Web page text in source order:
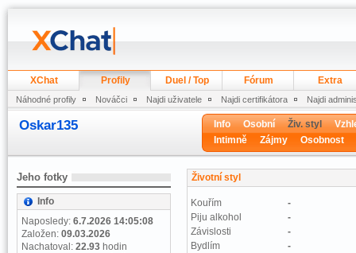
XChat Profily Duel / Top Fórum Extra
Náhodné profily Nováčci Najdi uživatele Najdi certifikátora Najdi
Oskar135 Info Osobní Živ. styl
Intimně
Zájmy Osobnost
Jeho fotky
Info
Naposledy: 6.7.2026 14:05:08
Založen: 09.03.2026
Nachatoval: 22.93 hodin
Životní styl
Kouřím
-
Piju alkohol
-
Závislosti
-
Bydlím
-